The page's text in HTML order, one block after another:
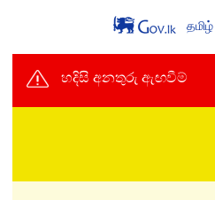
தமிழ்
හදිසි අනතුරු ඇඟවීම්